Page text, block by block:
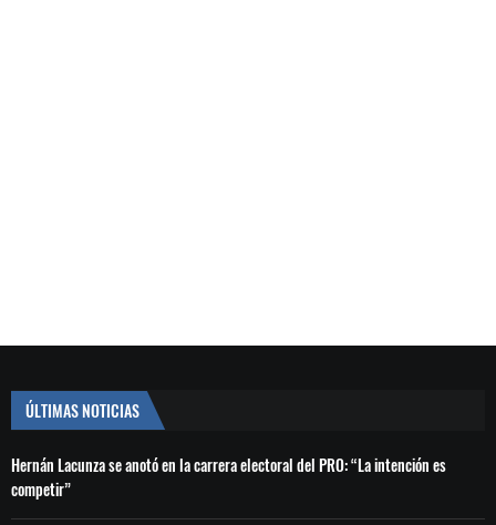
ÚLTIMAS NOTICIAS
Hernán Lacunza se anotó en la carrera electoral del PRO: “La intención es
competir”